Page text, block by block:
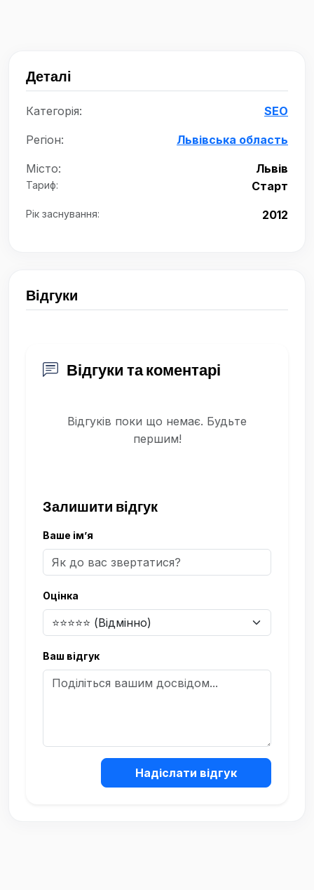
Деталі
Категорія: SEO
Регіон: Львівська область
Місто: Львів
Тариф: Старт
Рік заснування: 2012
Відгуки
Відгуки та коментарі
Відгуків поки що немає. Будьте
першим!
Залишити відгук
Ваше ім’я
Оцінка
Ваш відгук
Надіслати відгук